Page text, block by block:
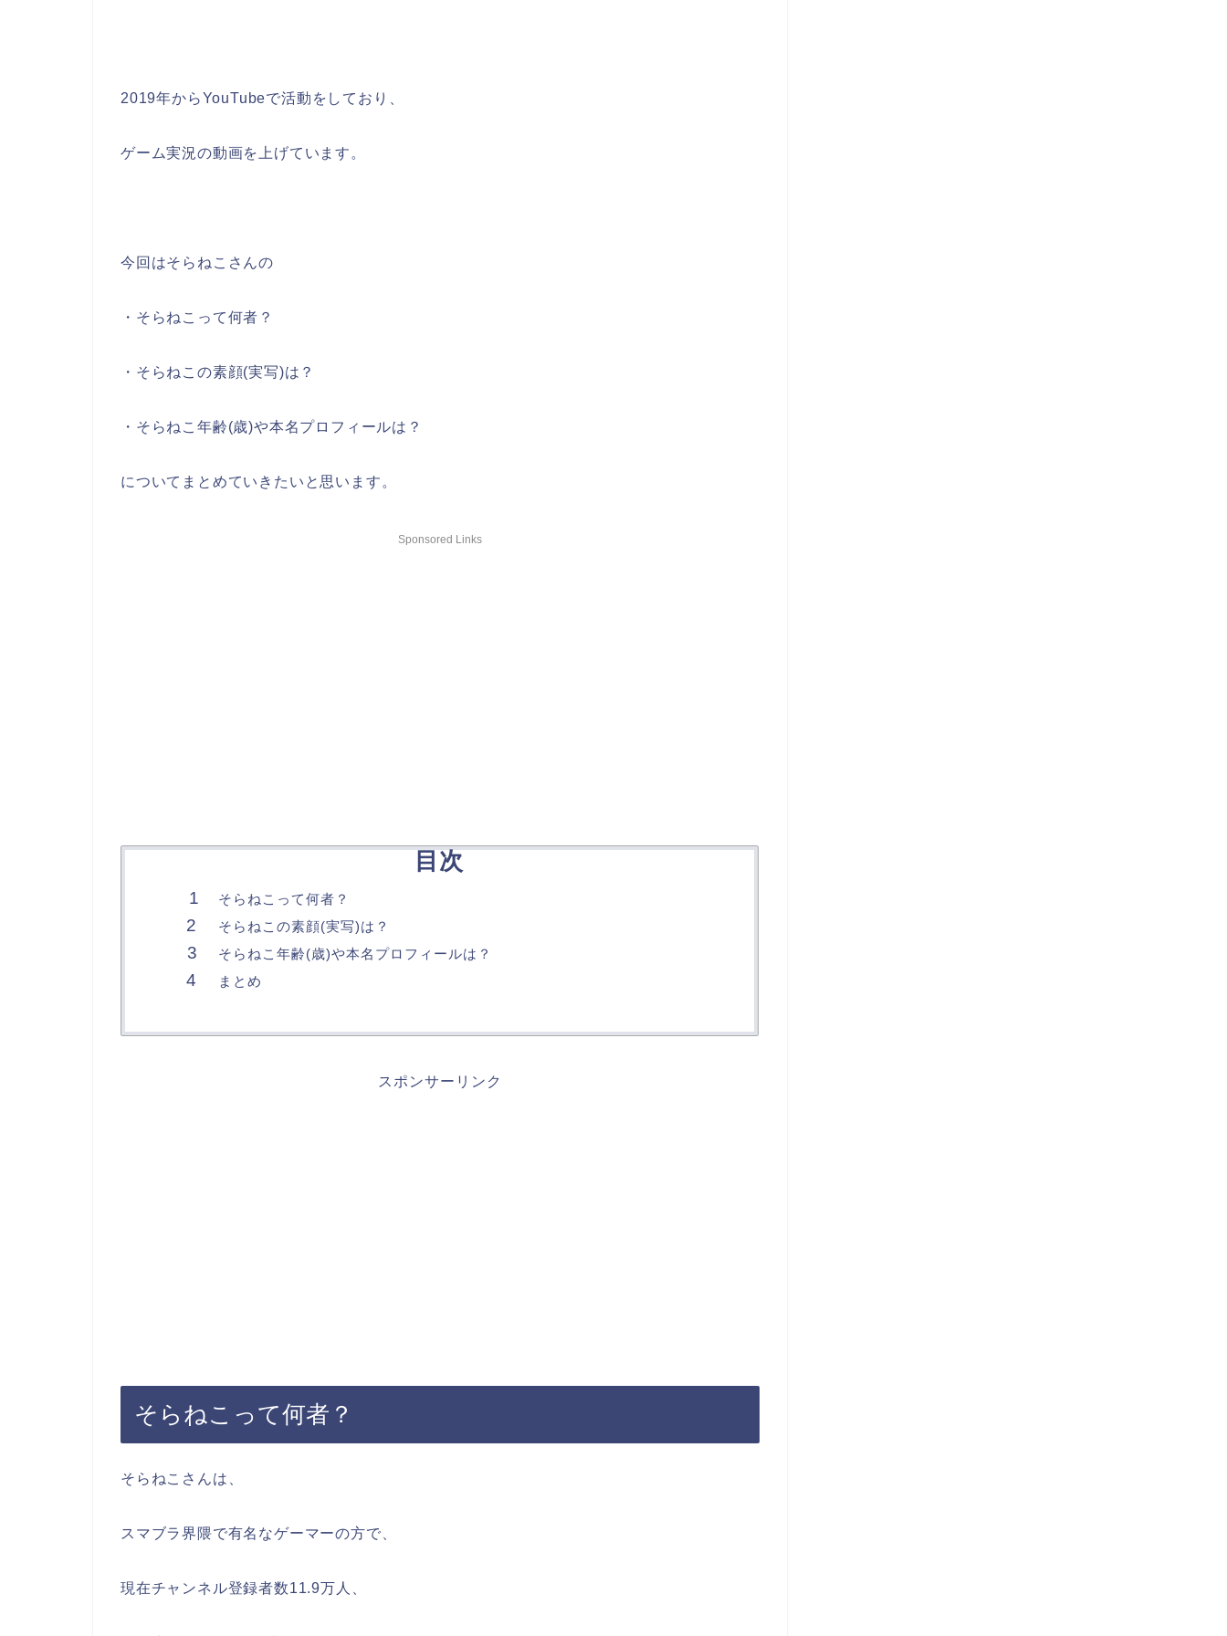
2019年からYouTubeで活動をしており、
ゲーム実況の動画を上げています。
今回はそらねこさんの
・そらねこって何者？
・そらねこの素顔(実写)は？
・そらねこ年齢(歳)や本名プロフィールは？
についてまとめていきたいと思います。
Sponsored Links
目次
そらねこって何者？
そらねこの素顔(実写)は？
そらねこ年齢(歳)や本名プロフィールは？
まとめ
スポンサーリンク
そらねこって何者？
そらねこさんは、
スマブラ界隈で有名なゲーマーの方で、
現在チャンネル登録者数11.9万人、